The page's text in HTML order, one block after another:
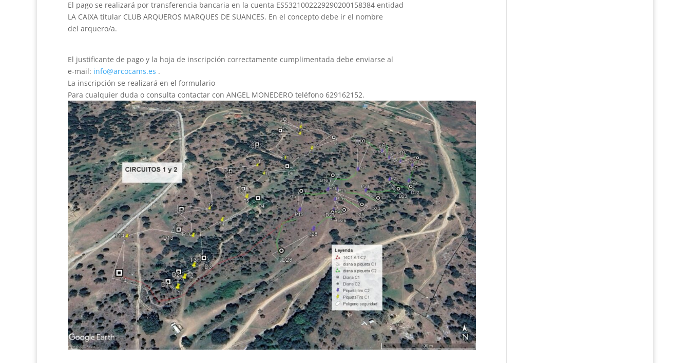
El pago se realizará por transferencia bancaria en la cuenta ES5321002229290200158384 entidad
LA CAIXA titular CLUB ARQUEROS MARQUES DE SUANCES. En el concepto debe ir el nombre
del arquero/a.
El justificante de pago y la hoja de inscripción correctamente cumplimentada debe enviarse al
e-mail: info@arcocams.es .
La inscripción se realizará en el formulario
Para cualquier duda o consulta contactar con ANGEL MONEDERO teléfono 629162152.